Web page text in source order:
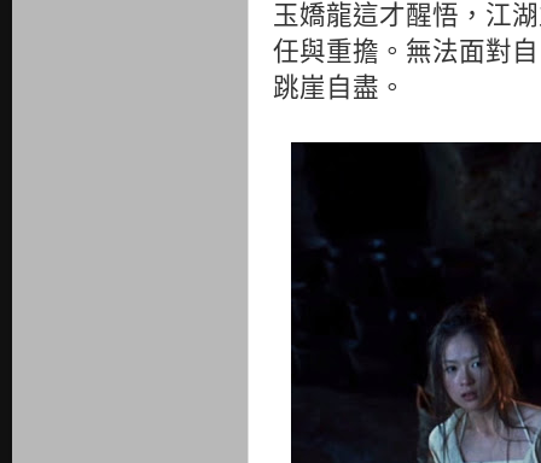
玉嬌龍這才醒悟，江
任與重擔。無法面對
跳崖自盡。